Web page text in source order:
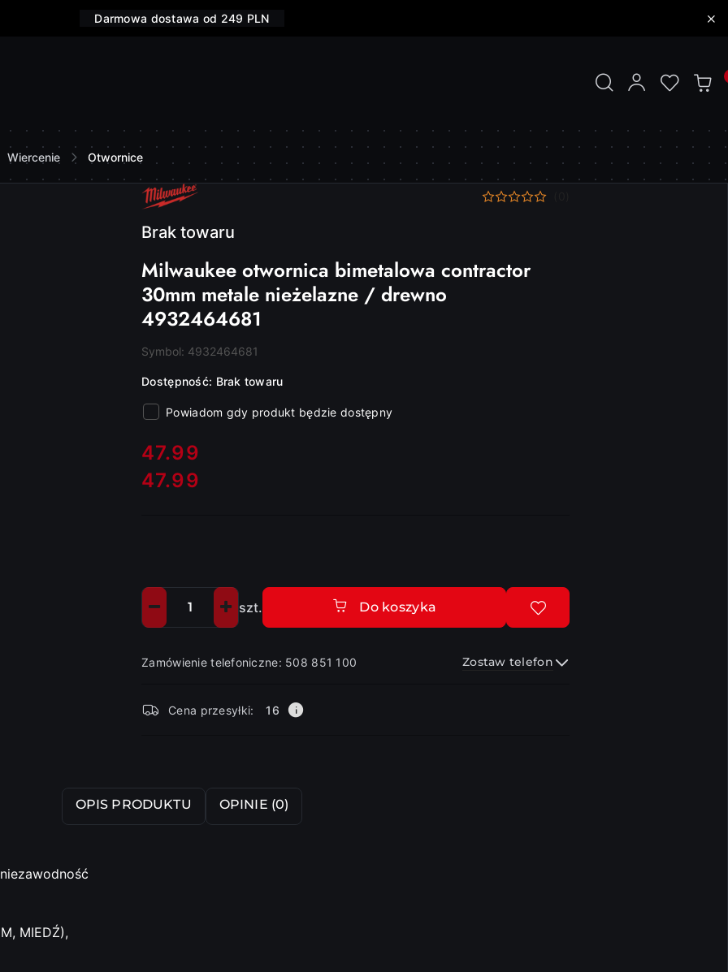
Darmowa dostawa od 249 PLN
Wiercenie Otwornice
NAZWA
PRODUCENTA:
MILWAUKEE
Brak towaru
Milwaukee otwornica bimetalowa contractor
30mm metale nieżelazne / drewno
4932464681
Symbol: 4932464681
Dostępność: Brak towaru
Powiadom gdy produkt będzie dostępny
cena:
47.99
Cena:
47.99
Ilość szt. Do koszyka
Zamówienie telefoniczne: 508 851 100 Zostaw telefon
Dostępność
i
Cena przesyłki: 16
OPIS PRODUKTU OPINIE (0)
MIEDŹ),